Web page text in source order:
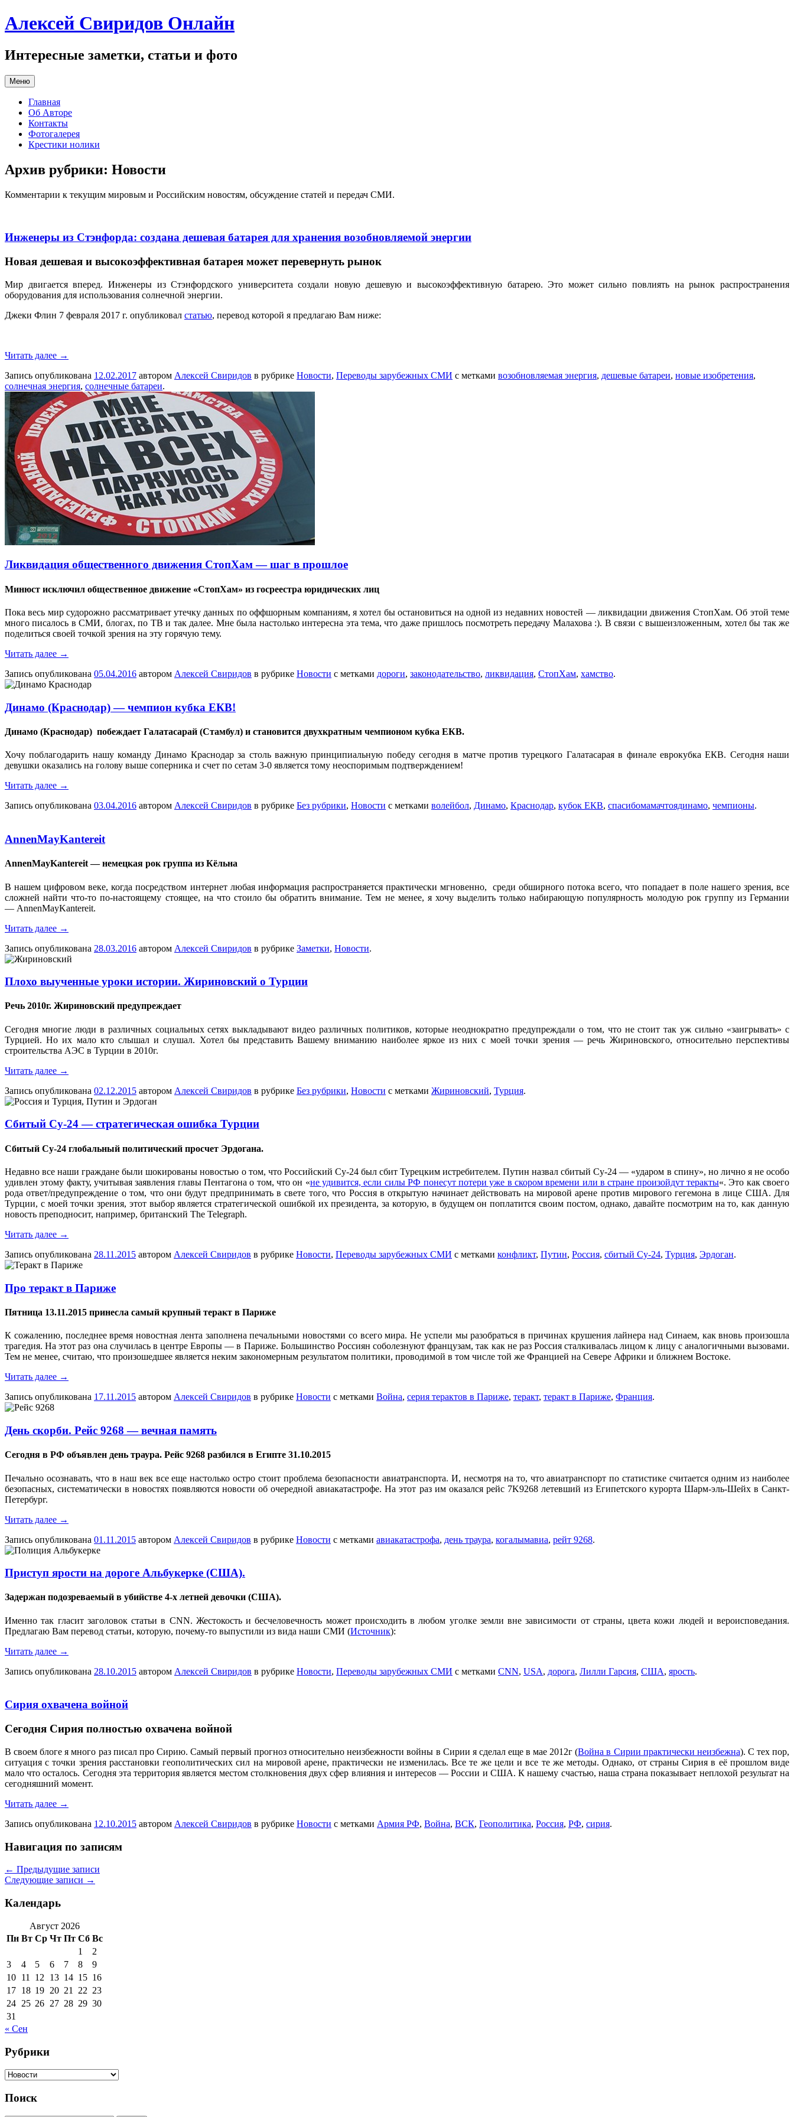
Перейти
к
Алексей Свиридов Онлайн
Интересные заметки, статьи и фото
Меню
Главная
Об Авторе
Контакты
Фотогалерея
Крестики нолики
Архив рубрики: Новости
Комментарии к текущим мировым и Российским новостям, обсуждение статей и передач СМИ.
Инженеры из Стэнфорда: создана дешевая батарея для хранения возобновляемой энергии
Новая дешевая и высокоэффективная батарея может перевернуть рынок
Мир двигается вперед. Инженеры из Стэнфордского университета создали новую дешевую и высокоэффективную батарею. Это может сильно повлиять на рынок распространения
оборудования для использования солнечной энергии.
Джеки Флин 7 февраля 2017 г. опубликовал статью, перевод которой я предлагаю Вам ниже:
Читать далее →
Запись опубликована 12.02.2017 автором Алексей Свиридов в рубрике Новости, Переводы зарубежных СМИ с метками возобновляемая энергия, дешевые батареи, новые изобретения,
солнечная энергия, солнечные батареи.
Ликвидация общественного движения СтопХам — шаг в прошлое
Минюст исключил общественное движение «СтопХам» из госреестра юридических лиц
Пока весь мир судорожно рассматривает утечку данных по оффшорным компаниям, я хотел бы остановиться на одной из недавних новостей — ликвидации движения СтопХам. Об этой теме
много писалось в СМИ, блогах, по ТВ и так далее. Мне была настолько интересна эта тема, что даже пришлось посмотреть передачу Малахова :). В связи с вышеизложенным, хотел бы так же
поделиться своей точкой зрения на эту горячую тему.
Читать далее →
Запись опубликована 05.04.2016 автором Алексей Свиридов в рубрике Новости с метками дороги, законодательство, ликвидация, СтопХам, хамство.
Динамо (Краснодар) — чемпион кубка ЕКВ!
Динамо (Краснодар) побеждает Галатасарай (Стамбул) и становится двухкратным чемпионом кубка ЕКВ.
Хочу поблагодарить нашу команду Динамо Краснодар за столь важную принципиальную победу сегодня в матче против турецкого Галатасарая в финале еврокубка ЕКВ. Сегодня наши
девушки оказались на голову выше соперника и счет по сетам 3-0 является тому неоспоримым подтверждением!
Читать далее →
Запись опубликована 03.04.2016 автором Алексей Свиридов в рубрике Без рубрики, Новости с метками волейбол, Динамо, Краснодар, кубок ЕКВ, спасибомамачтоядинамо, чемпионы.
AnnenMayKantereit
AnnenMayKantereit — немецкая рок группа из Кёльна
В нашем цифровом веке, когда посредством интернет любая информация распространяется практически мгновенно, среди обширного потока всего, что попадает в поле нашего зрения, все
сложней найти что-то по-настоящему стоящее, на что стоило бы обратить внимание. Тем не менее, я хочу выделить только набирающую популярность молодую рок группу из Германии
— AnnenMayKantereit.
Читать далее →
Запись опубликована 28.03.2016 автором Алексей Свиридов в рубрике Заметки, Новости.
Плохо выученные уроки истории. Жириновский о Турции
Речь 2010г. Жириновский предупреждает
Сегодня многие люди в различных социальных сетях выкладывают видео различных политиков, которые неоднократно предупреждали о том, что не стоит так уж сильно «заигрывать» с
Турцией. Но их мало кто слышал и слушал. Хотел бы представить Вашему вниманию наиболее яркое из них с моей точки зрения — речь Жириновского, относительно перспективы
строительства АЭС в Турции в 2010г.
Читать далее →
Запись опубликована 02.12.2015 автором Алексей Свиридов в рубрике Без рубрики, Новости с метками Жириновский, Турция.
Сбитый Су-24 — стратегическая ошибка Турции
Сбитый Су-24 глобальный политический просчет Эрдогана.
Недавно все наши граждане были шокированы новостью о том, что Российский Су-24 был сбит Турецким истребителем. Путин назвал сбитый Су-24 — «ударом в спину», но лично я не особо
удивлен этому факту, учитывая заявления главы Пентагона о том, что он «не удивится, если силы РФ понесут потери уже в скором времени или в стране произойдут теракты«. Это как своего
рода ответ/предупреждение о том, что они будут предпринимать в свете того, что Россия в открытую начинает действовать на мировой арене против мирового гегемона в лице США. Для
Турции, с моей точки зрения, этот выбор является стратегической ошибкой их президента, за которую, в будущем он поплатится своим постом, однако, давайте посмотрим на то, как данную
новость преподносит, например, британский The Telegraph.
Читать далее →
Запись опубликована 28.11.2015 автором Алексей Свиридов в рубрике Новости, Переводы зарубежных СМИ с метками конфликт, Путин, Россия, сбитый Су-24, Турция, Эрдоган.
Про теракт в Париже
Пятница 13.11.2015 принесла самый крупный теракт в Париже
К сожалению, последнее время новостная лента заполнена печальными новостями со всего мира. Не успели мы разобраться в причинах крушения лайнера над Синаем, как вновь произошла
трагедия. На этот раз она случилась в центре Европы — в Париже. Большинство Россиян соболезнуют французам, так как не раз Россия сталкивалась лицом к лицу с аналогичными вызовами.
Тем не менее, считаю, что произошедшее является неким закономерным результатом политики, проводимой в том числе той же Францией на Севере Африки и ближнем Востоке.
Читать далее →
Запись опубликована 17.11.2015 автором Алексей Свиридов в рубрике Новости с метками Война, серия терактов в Париже, теракт, теракт в Париже, Франция.
День скорби. Рейс 9268 — вечная память
Сегодня в РФ объявлен день траура. Рейс 9268 разбился в Египте 31.10.2015
Печально осознавать, что в наш век все еще настолько остро стоит проблема безопасности авиатранспорта. И, несмотря на то, что авиатранспорт по статистике считается одним из наиболее
безопасных, систематически в новостях появляются новости об очередной авиакатастрофе. На этот раз им оказался рейс 7K9268 летевший из Египетского курорта Шарм-эль-Шейх в Санкт-
Петербург.
Читать далее →
Запись опубликована 01.11.2015 автором Алексей Свиридов в рубрике Новости с метками авиакатастрофа, день траура, когалымавиа, рейт 9268.
Приступ ярости на дороге Альбукерке (США).
Задержан подозреваемый в убийстве 4-х летней девочки (США).
Именно так гласит заголовок статьи в CNN. Жестокость и бесчеловечность может происходить в любом уголке земли вне зависимости от страны, цвета кожи людей и вероисповедания.
Предлагаю Вам перевод статьи, которую, почему-то выпустили из вида наши СМИ (Источник):
Читать далее →
Запись опубликована 28.10.2015 автором Алексей Свиридов в рубрике Новости, Переводы зарубежных СМИ с метками CNN, USA, дорога, Лилли Гарсия, США, ярость.
Сирия охвачена войной
Сегодня Сирия полностью охвачена войной
В своем блоге я много раз писал про Сирию. Самый первый прогноз относительно неизбежности войны в Сирии я сделал еще в мае 2012г (Война в Сирии практически неизбежна). С тех пор,
ситуация с точки зрения расстановки геополитических сил на мировой арене, практически не изменилась. Все те же цели и все те же методы. Однако, от страны Сирия в её прошлом виде
мало что осталось. Сегодня эта территория является местом столкновения двух сфер влияния и интересов — России и США. К нашему счастью, наша страна показывает неплохой результат на
сегодняшний момент.
Читать далее →
Запись опубликована 12.10.2015 автором Алексей Свиридов в рубрике Новости с метками Армия РФ, Война, ВСК, Геополитика, Россия, РФ, сирия.
Навигация по записям
← Предыдущие записи
Следующие записи →
Календарь
Август 2026
Пн Вт Ср Чт Пт Сб Вс
1
2
3
4 5 6 7 8
9
10 11 12 13 14 15 16
17 18 19 20 21 22 23
24 25 26 27 28 29 30
31
« Сен
Рубрики
Рубрики
Поиск